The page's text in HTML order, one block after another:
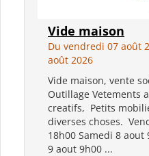
Vide maison
Du vendredi 07 août
août 2026
Vide maison, vente
Outillage Vetements
creatifs, Petits
diverses choses.
18h00 Samedi 8
9 aout 9h00 ...